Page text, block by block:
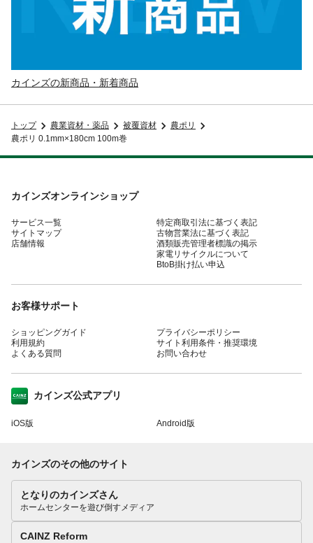
カインズの新商品・新着商品
トップ 農業資材・薬品 被覆資材
農ポリ
農ポリ 0.1mm×180cm 100m巻
カインズオンラインショップ
サービス一覧
サイトマップ
店舗情報
特定商取引法に基づく表記
古物営業法に基づく表記
酒類販売管理者標識の掲示
家電リサイクルについて
BtoB掛け払い申込
お客様サポート
ショッピングガイド
利用規約
よくある質問
プライバシーポリシー
サイト利用条件・推奨環境
お問い合わせ
カインズ公式アプリ
iOS版 Android版
カインズのその他のサイト
となりのカインズさん
ホームセンターを遊び倒すメディア
CAINZ Reform